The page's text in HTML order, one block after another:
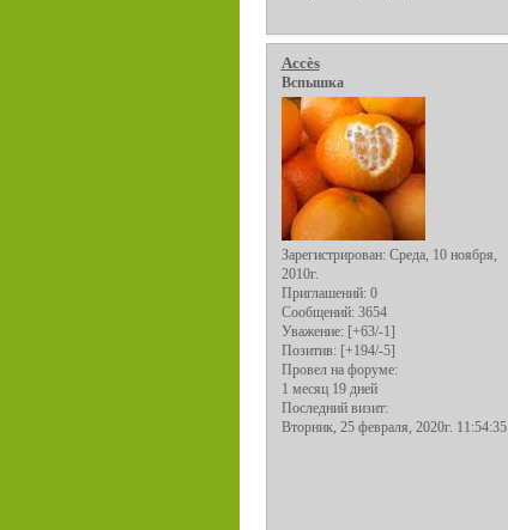
Аccès
Вспышка
Зарегистрирован: Среда, 10 ноября,
2010г.
Приглашений:0
Сообщений:3654
Уважение: [+63/-1]
Позитив: [+194/-5]
Провел на форуме:
1 месяц 19 дней
Последний визит:
Вторник, 25 февраля, 2020г. 11:54:35